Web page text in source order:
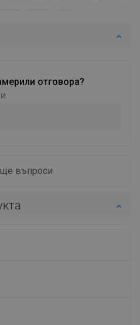
отговора?
въпроси
Добави в количката